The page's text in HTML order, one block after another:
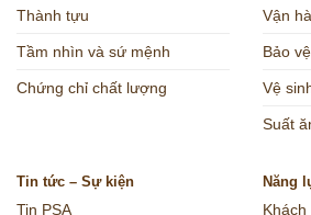
Thành tựu
Tầm nhìn và sứ mệnh
Chứng chỉ chất lượng
Vận
Bảo
Vệ
Suất
Tin tức – Sự kiện
Tin PSA
Năng
Khách